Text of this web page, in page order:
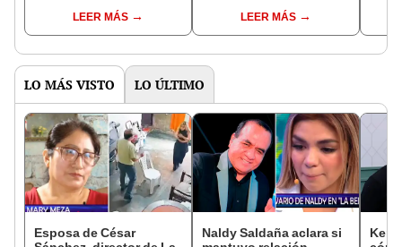
¿cuántos puntos
registraron los
LEER MÁS
puntos hicieron?
LEER MÁS
LO MÁS VISTO LO ÚLTIMO
Esposa de César
Naldy Saldaña aclara si